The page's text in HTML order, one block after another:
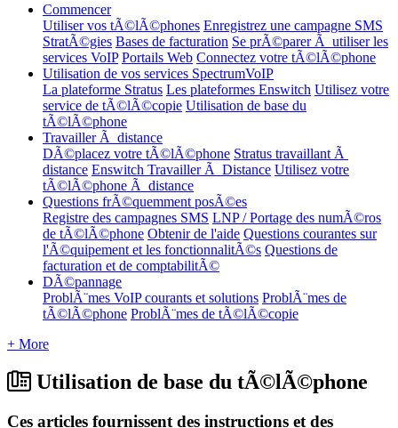
Commencer
Utiliser vos tÃ©lÃ©phones Enregistrez une campagne SMS
StratÃ©gies Bases de facturation Se prÃ©parer Ã utiliser les
services VoIP Portails Web Connectez votre tÃ©lÃ©phone
Utilisation de vos services SpectrumVoIP
La plateforme Stratus Les plateformes Enswitch Utilisez votre
service de tÃ©lÃ©copie Utilisation de base du
tÃ©lÃ©phone
Travailler Ã distance
DÃ©placez votre tÃ©lÃ©phone Stratus travaillant Ã
distance Enswitch Travailler Ã Distance Utilisez votre
tÃ©lÃ©phone Ã distance
Questions frÃ©quemment posÃ©es
Registre des campagnes SMS LNP / Portage des numÃ©ros
de tÃ©lÃ©phone Obtenir de l'aide Questions courantes sur
l'Ã©quipement et les fonctionnalitÃ©s Questions de
facturation et de comptabilitÃ©
DÃ©pannage
ProblÃ¨mes VoIP courants et solutions ProblÃ¨mes de
tÃ©lÃ©phone ProblÃ¨mes de tÃ©lÃ©copie
+ More
Utilisation de base du tÃ©lÃ©phone
Ces articles fournissent des instructions et des